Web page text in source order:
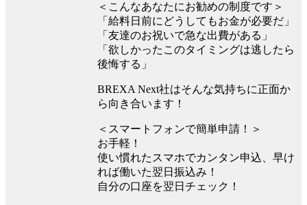
＜こんなあなたにお勧めの制度です＞
「給料日前にどうしてもお金が必要だ」
「友達のお祝いで急な出費がある」
「欲しかったこのタイミングは逃したら
後悔する」
BREXA Next社はそんな気持ちに正面か
ら向き合います！
＜スマートフォンで簡単申請！＞
お手軽！
使い慣れたスマホでカンタン申込、早け
れば働いた翌日振込み！
自分の口座を翌日チェック！